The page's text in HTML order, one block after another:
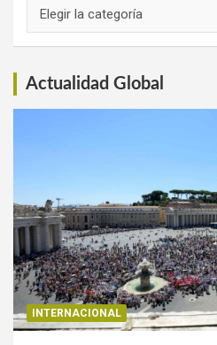
Actualidad Global
INTERNACIONAL